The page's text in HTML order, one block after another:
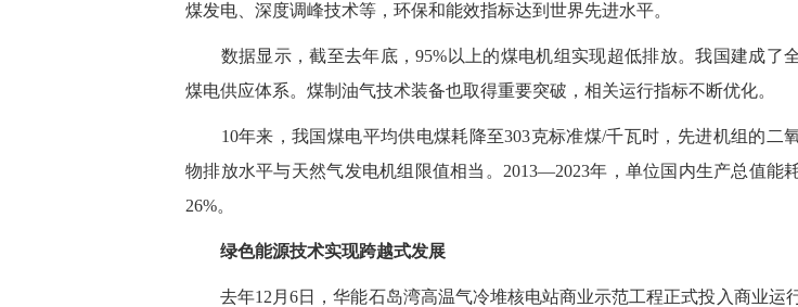
煤发电、深度调峰技术等，环保和能效指标达到世界先进水平。
数据显示，截至去年底，95%以上的煤电机组实现超低排放。我国建成了
煤电供应体系。煤制油气技术装备也取得重要突破，相关运行指标不断优化。
10年来，我国煤电平均供电煤耗降至303克标准煤/千瓦时，先进机组的二
物排放水平与天然气发电机组限值相当。2013—2023年，单位国内生产总值能
26%。
绿色能源技术实现跨越式发展
去年12月6日，华能石岛湾高温气冷堆核电站商业示范工程正式投入商业运